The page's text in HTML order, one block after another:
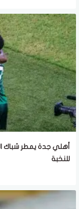
أهلي جدة يمطر شباك
للنخبة